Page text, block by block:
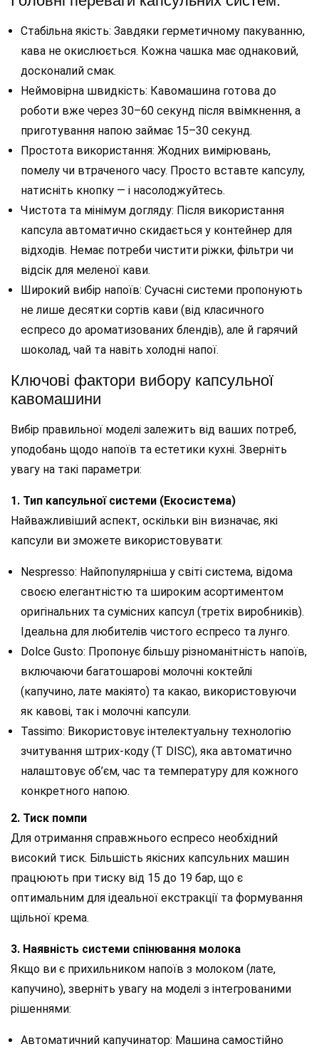
Стабільна якість: Завдяки герметичному пакуванню,
кава не окислюється. Кожна чашка має однаковий,
досконалий смак.
Неймовірна швидкість: Кавомашина готова до
роботи вже через 30–60 секунд після ввімкнення, а
приготування напою займає 15–30 секунд.
Простота використання: Жодних вимірювань,
помелу чи втраченого часу. Просто вставте капсулу,
натисніть кнопку — і насолоджуйтесь.
Чистота та мінімум догляду: Після використання
капсула автоматично скидається у контейнер для
відходів. Немає потреби чистити ріжки, фільтри чи
відсік для меленої кави.
Широкий вибір напоїв: Сучасні системи пропонують
не лише десятки сортів кави (від класичного
еспресо до ароматизованих блендів), але й гарячий
шоколад, чай та навіть холодні напої.
Ключові фактори вибору капсульної
кавомашини
Вибір правильної моделі залежить від ваших потреб,
уподобань щодо напоїв та естетики кухні. Зверніть
увагу на такі параметри:
1. Тип капсульної системи (Екосистема)
Найважливіший аспект, оскільки він визначає, які
капсули ви зможете використовувати:
Nespresso: Найпопулярніша у світі система, відома
своєю елегантністю та широким асортиментом
оригінальних та сумісних капсул (третіх виробників).
Ідеальна для любителів чистого еспресо та лунго.
Dolce Gusto: Пропонує більшу різноманітність напоїв,
включаючи багатошарові молочні коктейлі
(капучино, лате макіято) та какао, використовуючи
як кавові, так і молочні капсули.
Tassimo: Використовує інтелектуальну технологію
зчитування штрих-коду (T DISC), яка автоматично
налаштовує об’єм, час та температуру для кожного
конкретного напою.
2. Тиск помпи
Для отримання справжнього еспресо необхідний
високий тиск. Більшість якісних капсульних машин
працюють при тиску від 15 до 19 бар, що є
оптимальним для ідеальної екстракції та формування
щільної крема.
3. Наявність системи спінювання молока
Якщо ви є прихильником напоїв з молоком (лате,
капучино), зверніть увагу на моделі з інтегрованими
рішеннями:
Автоматичний капучинатор: Машина самостійно